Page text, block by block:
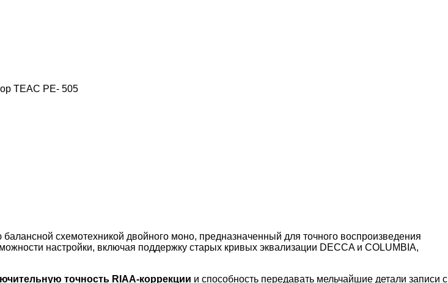
TEAC PE- 505
схемотехникой двойного моно, предназначенный для точного воспроизведения
настройки, включая поддержку старых кривых эквализации DECCA и COLUMBIA,
точность RIAA-коррекции и способность передавать мельчайшие детали записи с